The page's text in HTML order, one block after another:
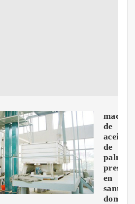
de
aceite
de
palma
presco
en
santo